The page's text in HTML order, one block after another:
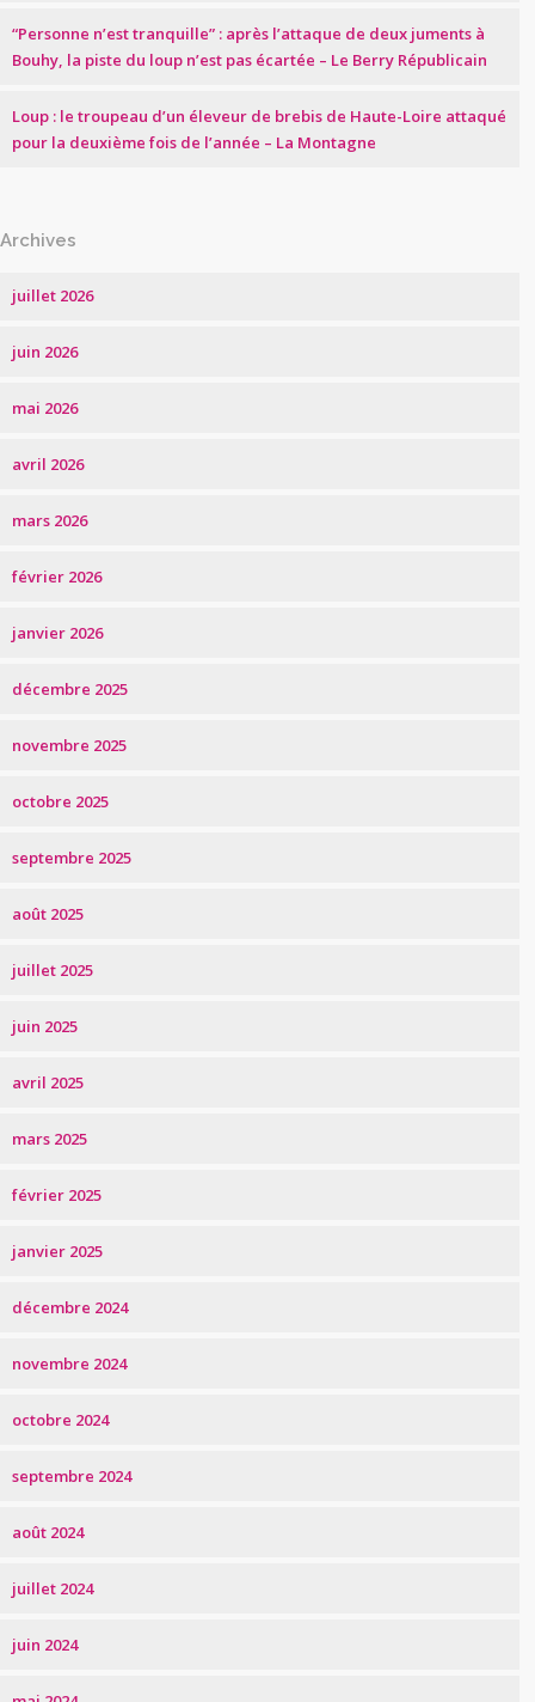
“Personne n’est tranquille” : après l’attaque de deux juments à
Bouhy, la piste du loup n’est pas écartée – Le Berry Républicain
Loup : le troupeau d’un éleveur de brebis de Haute-Loire attaqué
pour la deuxième fois de l’année – La Montagne
Archives
juillet 2026
juin 2026
mai 2026
avril 2026
mars 2026
février 2026
janvier 2026
décembre 2025
novembre 2025
octobre 2025
septembre 2025
août 2025
juillet 2025
juin 2025
avril 2025
mars 2025
février 2025
janvier 2025
décembre 2024
novembre 2024
octobre 2024
septembre 2024
août 2024
juillet 2024
juin 2024